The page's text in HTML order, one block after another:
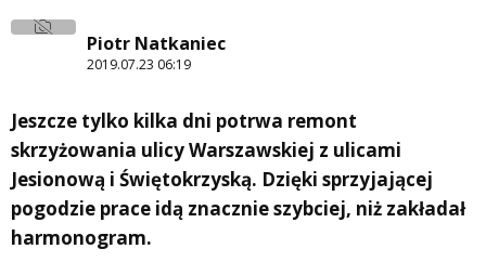
Piotr Natkaniec
2019.07.23 06:19
Jeszcze tylko kilka dni potrwa remont
skrzyżowania ulicy Warszawskiej z ulicami
Jesionową i Świętokrzyską. Dzięki sprzyjającej
pogodzie prace idą znacznie szybciej, niż zakładał
harmonogram.